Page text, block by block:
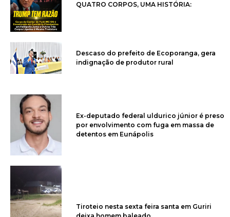
QUATRO CORPOS, UMA HISTÓRIA:
Descaso do prefeito de Ecoporanga, gera
indignação de produtor rural
Ex-deputado federal uldurico júnior é preso
por envolvimento com fuga em massa de
detentos em Eunápolis
Tiroteio nesta sexta feira santa em Guriri